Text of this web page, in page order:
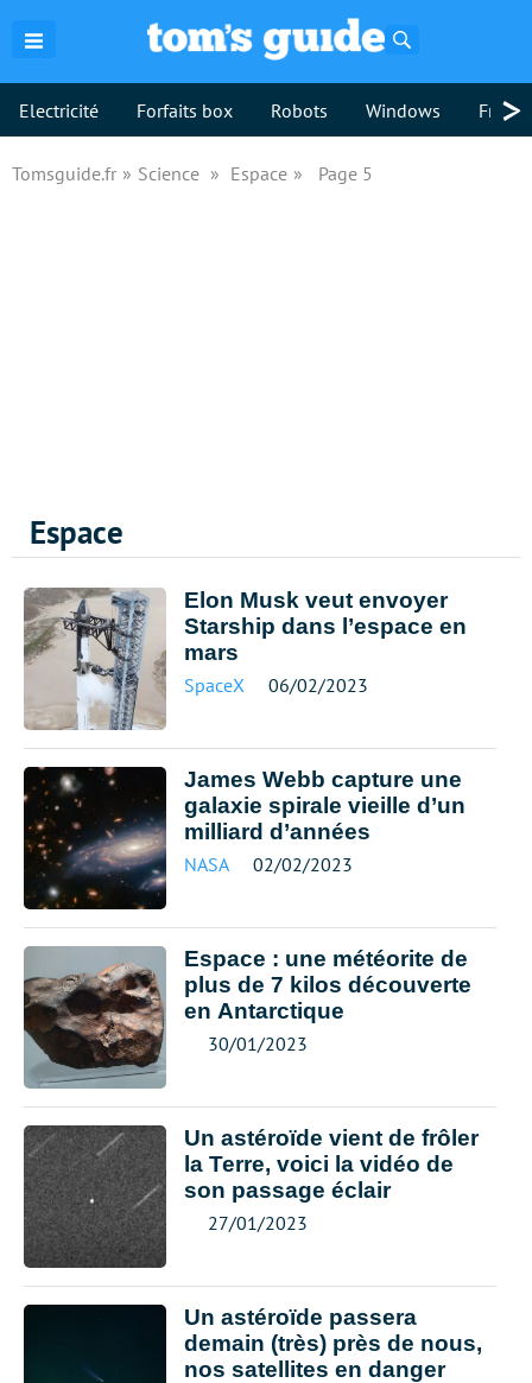
Electricité Forfaits box Robots Windows >
Tomsguide.fr Science Espace Page 5
Espace
Elon Musk veut envoyer
Starship dans l’espace en
mars
SpaceX 06/02/2023
James Webb capture une
galaxie spirale vieille d’un
milliard d’années
NASA 02/02/2023
Espace : une météorite de
plus de 7 kilos découverte
en Antarctique
30/01/2023
Un astéroïde vient de frôler
la Terre, voici la vidéo de
son passage éclair
27/01/2023
Un astéroïde passera
demain (très) près de nous,
nos satellites en danger